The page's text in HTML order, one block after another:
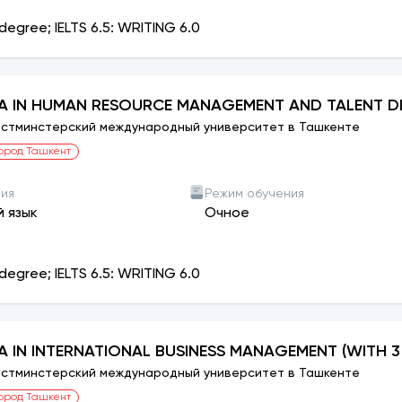
отдела WIUT отправляет студентам email
отдела WIUT отправляет студентам
в программе обмена в партнёрском
должныполностью оплатить обучение в WIUT
2026 – University of Westminster
of Westminster (Лондон, Англия) предлагает
июня – 4 июля
июля – 25 июля
& 2: 23 апреля 2026
мая 2026
студентам учиться в международной среде,
IELTS 6.5: WRITING 6.0
IN HUMAN RESOURCE MANAGEMENT AND TALENT
международный университет в Ташкенте
Ташкент
язык
Режим обучения
Очное
IELTS 6.5: WRITING 6.0
IN INTERNATIONAL BUSINESS MANAGEMENT (WITH 3
международный университет в Ташкенте
Ташкент